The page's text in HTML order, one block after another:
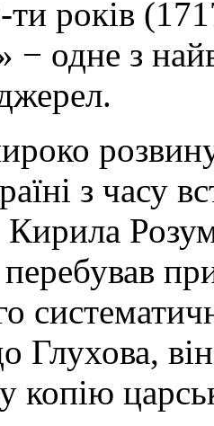
років
одне з
з часу
Кирила
копію